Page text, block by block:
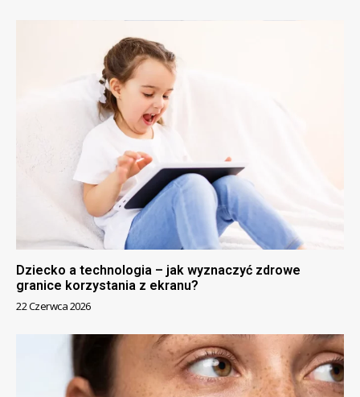
Dziecko a technologia – jak wyznaczyć zdrowe
granice korzystania z ekranu?
22 Czerwca 2026